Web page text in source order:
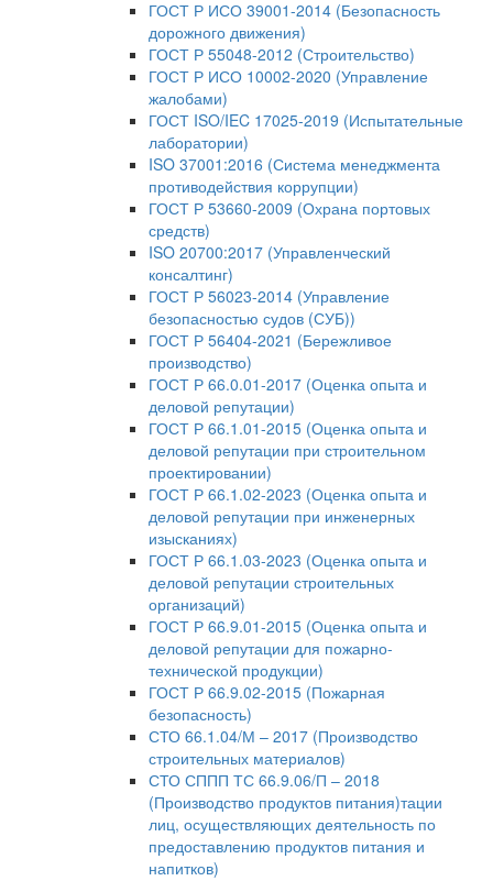
ГОСТ Р ИСО 39001-2014 (Безопасность
дорожного движения)
ГОСТ Р 55048-2012 (Строительство)
ГОСТ Р ИСО 10002-2020 (Управление
жалобами)
ГОСТ ISO/IEC 17025-2019 (Испытательные
лаборатории)
ISO 37001:2016 (Система менеджмента
противодействия коррупции)
ГОСТ Р 53660-2009 (Охрана портовых
средств)
ISO 20700:2017 (Управленческий
консалтинг)
ГОСТ Р 56023-2014 (Управление
безопасностью судов (СУБ))
ГОСТ Р 56404-2021 (Бережливое
производство)
ГОСТ Р 66.0.01-2017 (Оценка опыта и
деловой репутации)
ГОСТ Р 66.1.01-2015 (Оценка опыта и
деловой репутации при строительном
проектировании)
ГОСТ Р 66.1.02-2023 (Оценка опыта и
деловой репутации при инженерных
изысканиях)
ГОСТ Р 66.1.03-2023 (Оценка опыта и
деловой репутации строительных
организаций)
ГОСТ Р 66.9.01-2015 (Оценка опыта и
деловой репутации для пожарно-
технической продукции)
ГОСТ Р 66.9.02-2015 (Пожарная
безопасность)
СТО 66.1.04/М – 2017 (Производство
строительных материалов)
СТО СППП ТС 66.9.06/П – 2018
(Производство продуктов питания)тации
лиц, осуществляющих деятельность по
предоставлению продуктов питания и
напитков)